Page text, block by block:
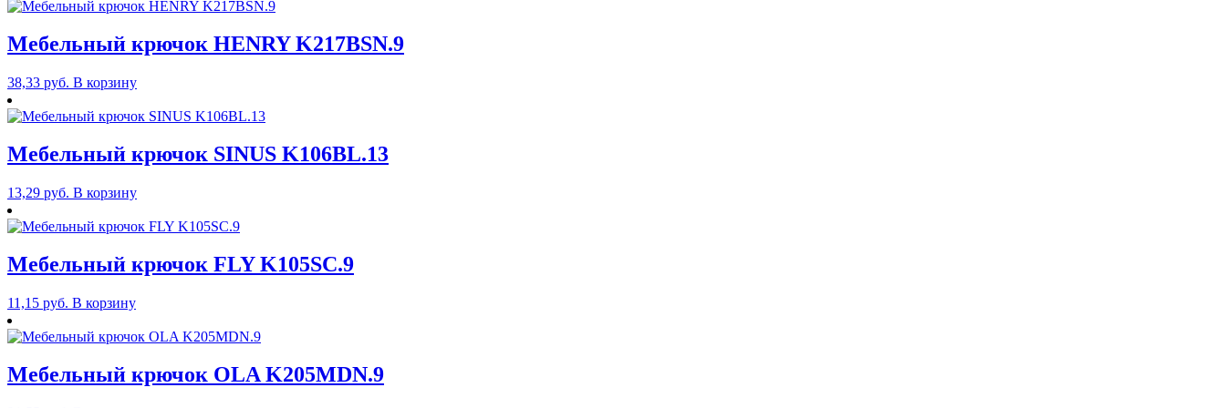
Мебельный крючок HENRY K217BSN.9
38,33 руб. В корзину
Мебельный крючок SINUS K106BL.13
13,29 руб. В корзину
Мебельный крючок FLY K105SC.9
11,15 руб. В корзину
Мебельный крючок OLA K205MDN.9